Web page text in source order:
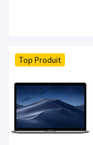
Top Produit